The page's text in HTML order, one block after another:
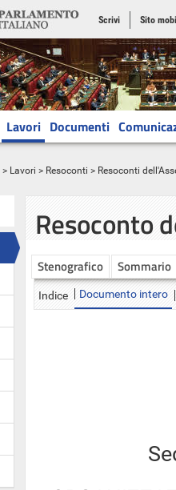
Scrivi Sito
Lavori Documenti
> Lavori > Resoconti > Resoconti
Resoconto
Stenografico Sommario
Indice Documento intero